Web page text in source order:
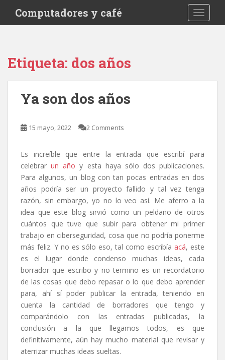
i
Computadores y café
Etiqueta: dos años
Ya son dos años
15 mayo, 2022 2 Comments
Es increíble que entre la entrada que escribí para
celebrar un año y esta haya sólo dos publicaciones.
Para algunos, un blog con tan pocas entradas en dos
años podría ser un proyecto fallido y tal vez tenga
razón, sin embargo, yo no lo veo así. Me aferro a la
idea que este blog sirvió como un peldaño de otros
cuántos que tuve que subir para obtener mi primer
trabajo en ciberseguridad, cosa que no podría ponerme
más feliz. Y no es sólo eso, tal como escribía acá, este
es el lugar donde condenso muchas ideas, cada
borrador que escribo y no termino es un recordatorio
de las cosas que debo repasar o lo que debo aprender
para, ahí sí poder publicar la entrada, teniendo en
cuenta la cantidad de borradores que tengo y
comparándolo con las entradas publicadas, la
conclusión a la que llegamos todos, es que
definitivamente, aún hay mucho material que revisar y
aterrizar muchas ideas sueltas.